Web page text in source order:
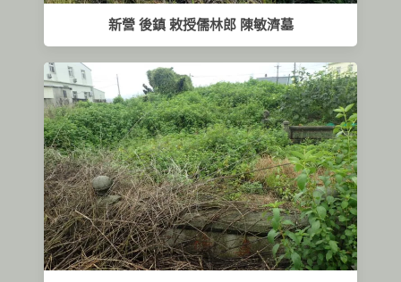
新營 後鎮 敕授儒林郎 陳敏濟墓